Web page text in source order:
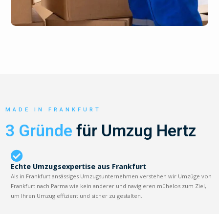
MADE IN FRANKFURT
3 Gründe für Umzug Hertz
Echte Umzugsexpertise aus Frankfurt
Als in Frankfurt ansässiges Umzugsunternehmen verstehen wir Umzüge von
Frankfurt nach Parma wie kein anderer und navigieren mühelos zum Ziel,
um Ihren Umzug effizient und sicher zu gestalten.